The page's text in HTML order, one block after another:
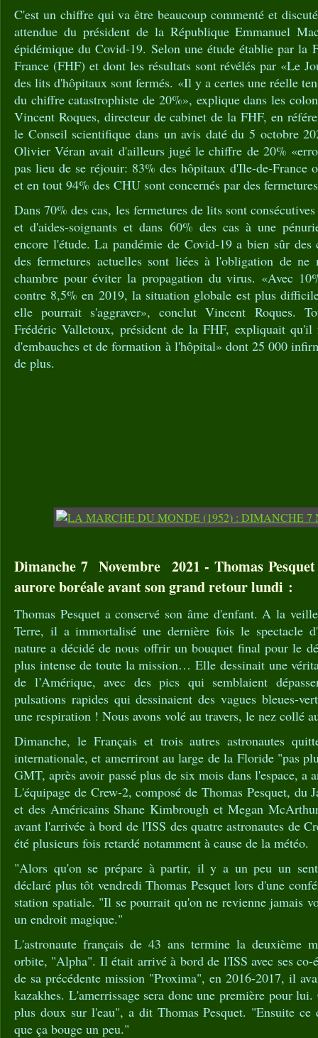
C'est un chiffre qui va être beaucoup commenté et
attendue du président de la République Emmanuel
épidémique du Covid-19. Selon une étude établie par la
France (FHF) et dont les résultats sont révélés par «Le
des lits d'hôpitaux sont fermés. «Il y a certes une réelle
du chiffre catastrophiste de 20%», explique dans les
Vincent Roques, directeur de cabinet de la FHF, en
le Conseil scientifique dans un avis daté du 5 octobre
Olivier Véran avait d'ailleurs jugé le chiffre de 20%
pas lieu de se réjouir: 83% des hôpitaux d'Ile-de-France
et en tout 94% des CHU sont concernés par des
Dans 70% des cas, les fermetures de lits sont
et d'aides-soignants et dans 60% des cas à une
encore l'étude. La pandémie de Covid-19 a bien sûr des
des fermetures actuelles sont liées à l'obligation de ne
chambre pour éviter la propagation du virus. «Avec
contre 8,5% en 2019, la situation globale est plus
elle pourrait s'aggraver», conclut Vincent Roques.
Frédéric Valletoux, président de la FHF, expliquait
d'embauches et de formation à l'hôpital» dont 25 000
de plus.
Dimanche 7 Novembre 2021 - Thomas
aurore boréale avant son grand retour lundi :
Thomas Pesquet a conservé son âme d'enfant. A la
Terre, il a immortalisé une dernière fois le spectacle
nature a décidé de nous offrir un bouquet final pour le
plus intense de toute la mission… Elle dessinait une
de l’Amérique, avec des pics qui semblaient
pulsations rapides qui dessinaient des vagues bleues-
une respiration ! Nous avons volé au travers, le nez collé
Dimanche, le Français et trois autres astronautes
internationale, et amerriront au large de la Floride "pas
GMT, après avoir passé plus de six mois dans l'espace, a
L'équipage de Crew-2, composé de Thomas Pesquet, du
et des Américains Shane Kimbrough et Megan
avant l'arrivée à bord de l'ISS des quatre astronautes de
été plusieurs fois retardé notamment à cause de la météo.
"Alors qu'on se prépare à partir, il y a un peu un
déclaré plus tôt vendredi Thomas Pesquet lors d'une
station spatiale. "Il se pourrait qu'on ne revienne jamais
un endroit magique."
L'astronaute français de 43 ans termine la deuxième
orbite, "Alpha". Il était arrivé à bord de l'ISS avec ses
de sa précédente mission "Proxima", en 2016-2017, il
kazakhes. L'amerrissage sera donc une première pour
plus doux sur l'eau", a dit Thomas Pesquet. "Ensuite ce
que ça bouge un peu."